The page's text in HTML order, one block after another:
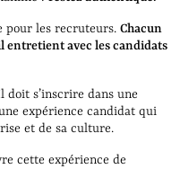
pour les recruteurs. Chacun
entretient avec les candidats
s’inscrire dans une
expérience candidat qui
et de sa culture.
cette expérience de